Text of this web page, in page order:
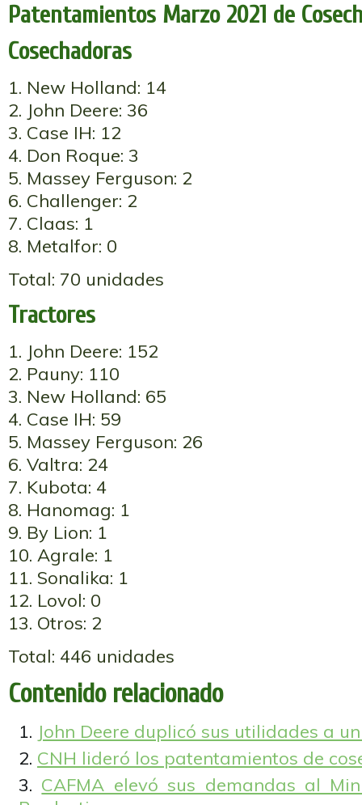
Patentamientos Marzo 2021 de
Cosechadoras
1. New Holland: 14
2. John Deere: 36
3. Case IH: 12
4. Don Roque: 3
5. Massey Ferguson: 2
6. Challenger: 2
7. Claas: 1
8. Metalfor: 0
Total: 70 unidades
Tractores
1. John Deere: 152
2. Pauny: 110
3. New Holland: 65
4. Case IH: 59
5. Massey Ferguson: 26
6. Valtra: 24
7. Kubota: 4
8. Hanomag: 1
9. By Lion: 1
10. Agrale: 1
11. Sonalika: 1
12. Lovol: 0
13. Otros: 2
Total: 446 unidades
Contenido relacionado
John Deere duplicó sus utilidades a
CNH lideró los patentamientos de
CAFMA elevó sus demandas al